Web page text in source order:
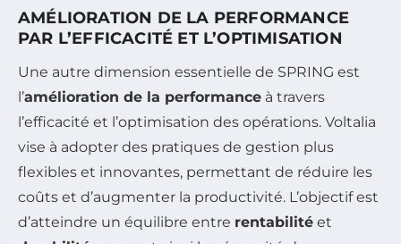
AMÉLIORATION DE LA PERFORMANCE
PAR L’EFFICACITÉ ET L’OPTIMISATION
Une autre dimension essentielle de SPRING est
l’amélioration de la performance à travers
l’efficacité et l’optimisation des opérations. Voltalia
vise à adopter des pratiques de gestion plus
flexibles et innovantes, permettant de réduire les
coûts et d’augmenter la productivité. L’objectif est
d’atteindre un équilibre entre rentabilité et